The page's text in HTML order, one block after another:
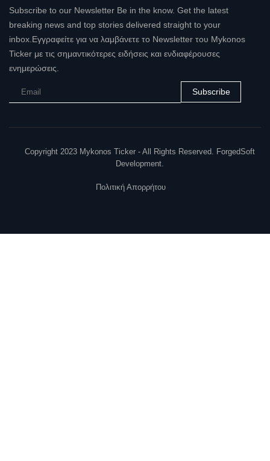
Subscribe to our Newsletter Be in the know. Get the latest
breaking news and top stories delivered straight to your
inbox.Εγγραφείτε για να λαμβάνετε το Newsletter του Mykonos
Ticker με τις σημαντικότερες ειδήσεις και ενδιαφέρουσες
ενημερώσεις.
Subscribe
Copyright 2023 Mykonos Ticker - All Rights Reserved. ForgedSoft
Development.
Πολιτική Απορρήτου